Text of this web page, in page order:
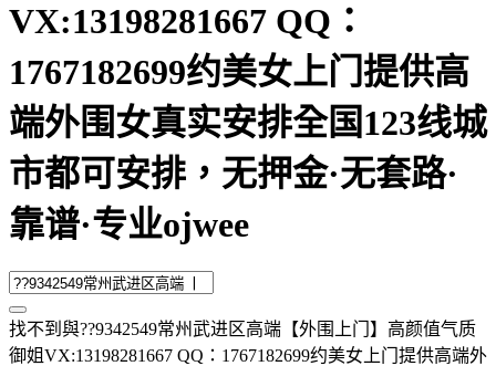
VX:13198281667 QQ：
1767182699约美女上门提供高
端外围女真实安排全国123线城
市都可安排，无押金·无套路·
靠谱·专业ojwee
找不到與??9342549常州武进区高端【外围上门】高颜值气质
御姐VX:13198281667 QQ：1767182699约美女上门提供高端外